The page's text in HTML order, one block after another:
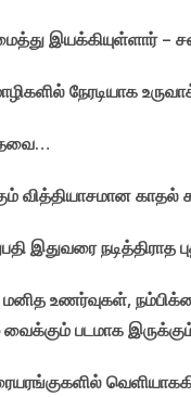
இயக்கியுள்ளார் –
நேரடியாக
வித்தியாசமான காதல்
இதுவரை நடித்திராத
உணர்வுகள்,
படமாக